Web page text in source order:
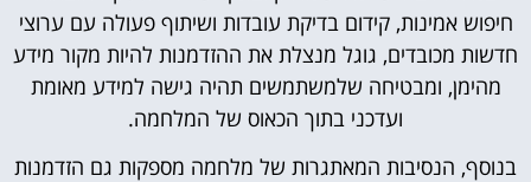
חיפוש אמינות, קידום בדיקת עובדות ושיתוף פעולה עם ערוצי
חדשות מכובדים, גוגל מנצלת את ההזדמנות להיות מקור מידע
מהימן, ומבטיחה שלמשתמשים תהיה גישה למידע מאומת
ועדכני בתוך הכאוס של המלחמה.
בנוסף, הנסיבות המאתגרות של מלחמה מספקות גם הזדמנות